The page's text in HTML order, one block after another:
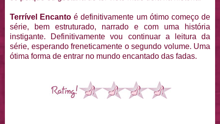
Terrível Encanto é definitivamente um ótimo começo de
série, bem estruturado, narrado e com uma história
instigante. Definitivamente vou continuar a leitura da
série, esperando freneticamente o segundo volume. Uma
ótima forma de entrar no mundo encantado das fadas.